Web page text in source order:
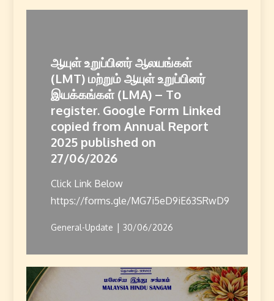
ஆயுள் உறுப்பினர் ஆலயங்கள்
(LMT) மற்றும் ஆயுள் உறுப்பினர்
இயக்கங்கள் (LMA) – To
register. Google Form Linked
copied from Annual Report
2025 published on
27/06/2026
Click Link Below
https://forms.gle/MG7i5eD9iE63SRwD9
General-Update 30/06/2026